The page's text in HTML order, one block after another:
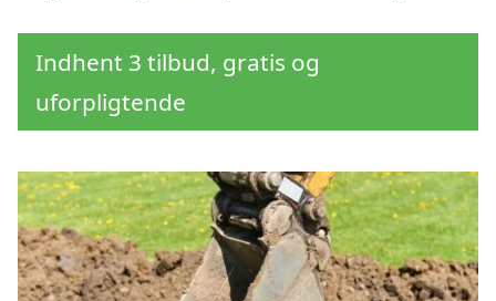
Indhent 3 tilbud, gratis og
uforpligtende